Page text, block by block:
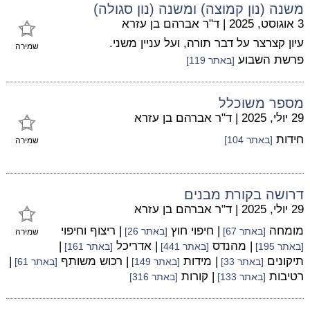
משנה (נון קמוצה) ומשנה (נון סגולה)
שמירה
3 אוגוסט, 2025 | ד"ר אברהם בן עזרא
עיון קצרצר על דבר תורה, ועל עניין משני.
פרשת השבוע [באתר 119]
מספר משוכלל
שמירה
29 יולי, 2025 | ד"ר אברהם בן עזרא
חידות [באתר 104]
דרושה בקורת מבנים
שמירה
29 יולי, 2025 | ד"ר אברהם בן עזרא
מומחה [באתר 67] | חיפוי חוץ [באתר 26] | ריצוף וחיפוי
[באתר 195] | מהנדס [באתר 441] | אדריכל [באתר 161]
|
תיקונים [באתר 33] | מידות [באתר 149] | רכוש משותף [באתר 61]
|
רטיבות [באתר 133] | קורות [באתר 316]